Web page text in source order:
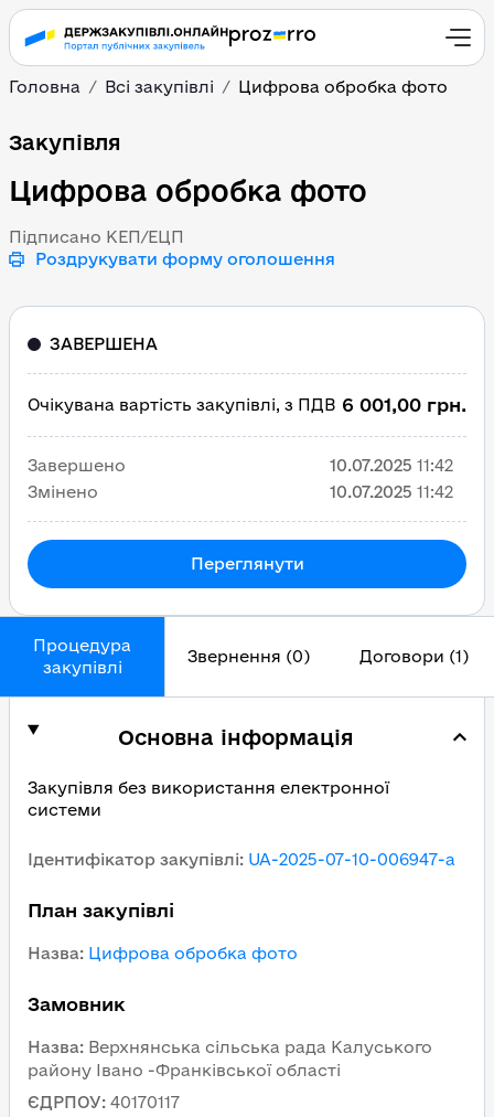
Головна Всі закупівлі Цифрова обробка фото
Цифрова обробка фото
Закупівля
Цифрова обробка фото
Підписано КЕП/ЕЦП
Роздрукувати форму оголошення
Процедура
закупівлі
Звернення (0) Договори (1)
Основна інформація
Закупівля без використання електронної
системи
Ідентифікатор закупівлі: UA-2025-07-10-006947-a
План закупівлі
Назва: Цифрова обробка фото
Замовник
Назва: Верхнянська сільська рада Калуського
району Івано -Франківської області
ЄДРПОУ: 40170117
ЗАВЕРШЕНА
Очікувана вартість закупівлі, з ПДВ 6 001,00 грн.
Завершено 10.07.2025 11:42
Змінено
10.07.2025 11:42
Переглянути